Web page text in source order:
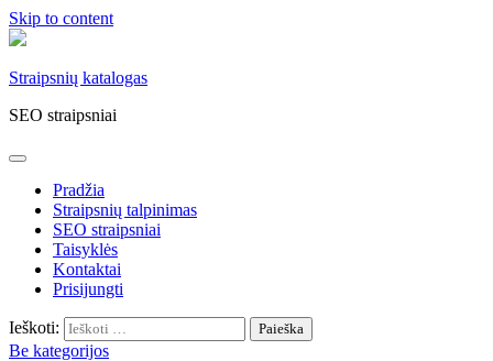
Skip to content
Straipsnių katalogas
SEO straipsniai
Pradžia
Straipsnių talpinimas
SEO straipsniai
Taisyklės
Kontaktai
Prisijungti
Ieškoti:
Be kategorijos